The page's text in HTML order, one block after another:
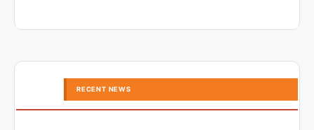
RECENT NEWS